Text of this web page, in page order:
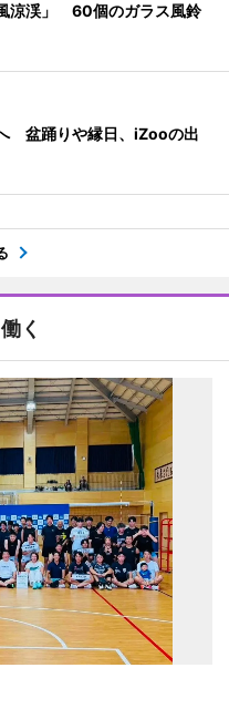
涼渓」 60個のガラス風鈴
盆踊りや縁日、iZooの出
く